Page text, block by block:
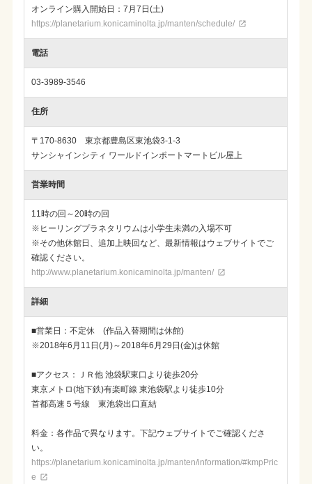
オンライン購入開始日：7月7日(土)
https://planetarium.konicaminolta.jp/manten/schedule/ 
電話
03-3989-3546
住所
〒170-8630 東京都豊島区東池袋3-1-3
サンシャインシティ ワールドインポートマートビル屋上
営業時間
11時の回～20時の回
※ヒーリングプラネタリウムは小学生未満の入場不可
※その他休館日、追加上映回など、最新情報はウェブサイトでご
確認ください。
http://www.planetarium.konicaminolta.jp/manten/ 
詳細
■営業日：不定休 (作品入替期間は休館)
※2018年6月11日(月)～2018年6月29日(金)は休館
■アクセス：ＪＲ他 池袋駅東口より徒歩20分
東京メトロ(地下鉄)有楽町線 東池袋駅より徒歩10分
首都高速５号線 東池袋出口直結
料金：各作品で異なります。下記ウェブサイトでご確認くださ
い。
https://planetarium.konicaminolta.jp/manten/information/#kmpPric
e
